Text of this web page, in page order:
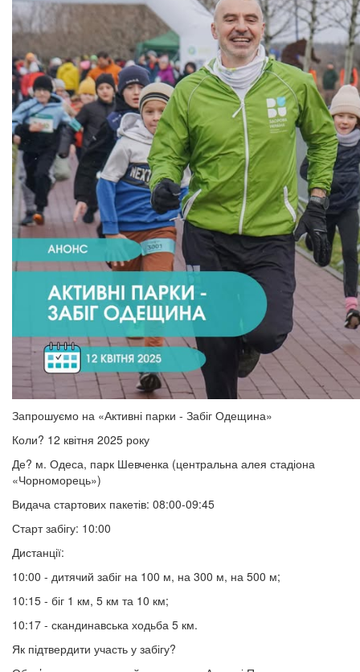
Запрошуємо на «Активні парки - Забіг Одещина»
Коли? 12 квітня 2025 року
Де? м. Одеса, парк Шевченка (центральна алея стадіона
«Чорноморець»)
Видача стартових пакетів: 08:00-09:45
Старт забігу: 10:00
Дистанції:
10:00 - дитячий забіг на 100 м, на 300 м, на 500 м;
10:15 - біг 1 км, 5 км та 10 км;
10:17 - скандинавська ходьба 5 км.
Як підтвердити участь у забігу?